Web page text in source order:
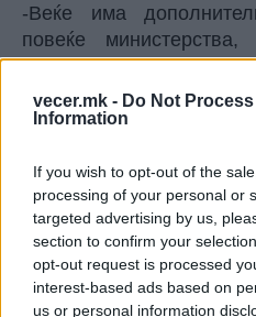
vecer.mk - Do Not
Information
If you wish to opt-out of the
processing of your personal or
targeted advertising by us,
section to confirm your
opt-out request is processed
interest-based ads based on
us or personal information
-Веќе има
повеќе
иднина како што
немаше паника.
којшто не му
или симулација на
за да може да
дефокусираат
државата.
агенции за
изминатите